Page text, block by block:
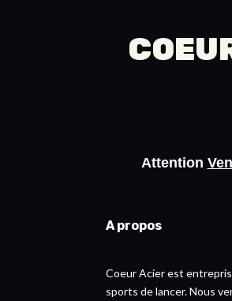
Attention
A propos
Coeur Acier est
sports de lancer. Nous